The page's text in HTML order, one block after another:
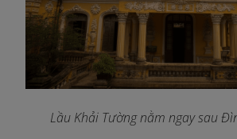
Lầu Khải Tường nằm ngay sau